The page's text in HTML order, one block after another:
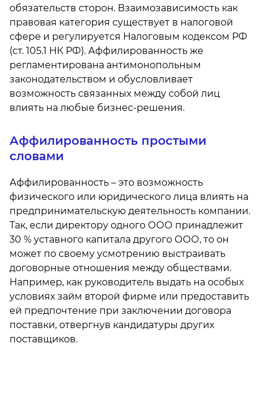
обязательств сторон. Взаимозависимость как
правовая категория существует в налоговой
сфере и регулируется Налоговым кодексом РФ
(ст. 105.1 НК РФ). Аффилированность же
регламентирована антимонопольным
законодательством и обусловливает
возможность связанных между собой лиц
влиять на любые бизнес-решения.
Аффилированность простыми
словами
Аффилированность – это возможность
физического или юридического лица влиять на
предпринимательскую деятельность компании.
Так, если директору одного ООО принадлежит
30 % уставного капитала другого ООО, то он
может по своему усмотрению выстраивать
договорные отношения между обществами.
Например, как руководитель выдать на особых
условиях займ второй фирме или предоставить
ей предпочтение при заключении договора
поставки, отвергнув кандидатуры других
поставщиков.